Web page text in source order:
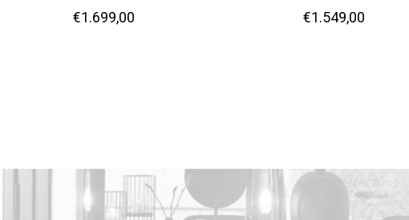
€1.699,00 €1.549,00